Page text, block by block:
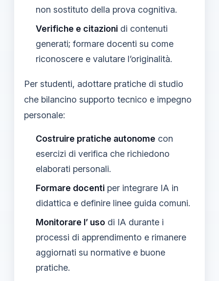
non sostituto della prova cognitiva.
Verifiche e citazioni di contenuti
generati; formare docenti su come
riconoscere e valutare l’originalità.
Per studenti, adottare pratiche di studio
che bilancino supporto tecnico e impegno
personale:
Costruire pratiche autonome con
esercizi di verifica che richiedono
elaborati personali.
Formare docenti per integrare IA in
didattica e definire linee guida comuni.
Monitorare l’ uso di IA durante i
processi di apprendimento e rimanere
aggiornati su normative e buone
pratiche.